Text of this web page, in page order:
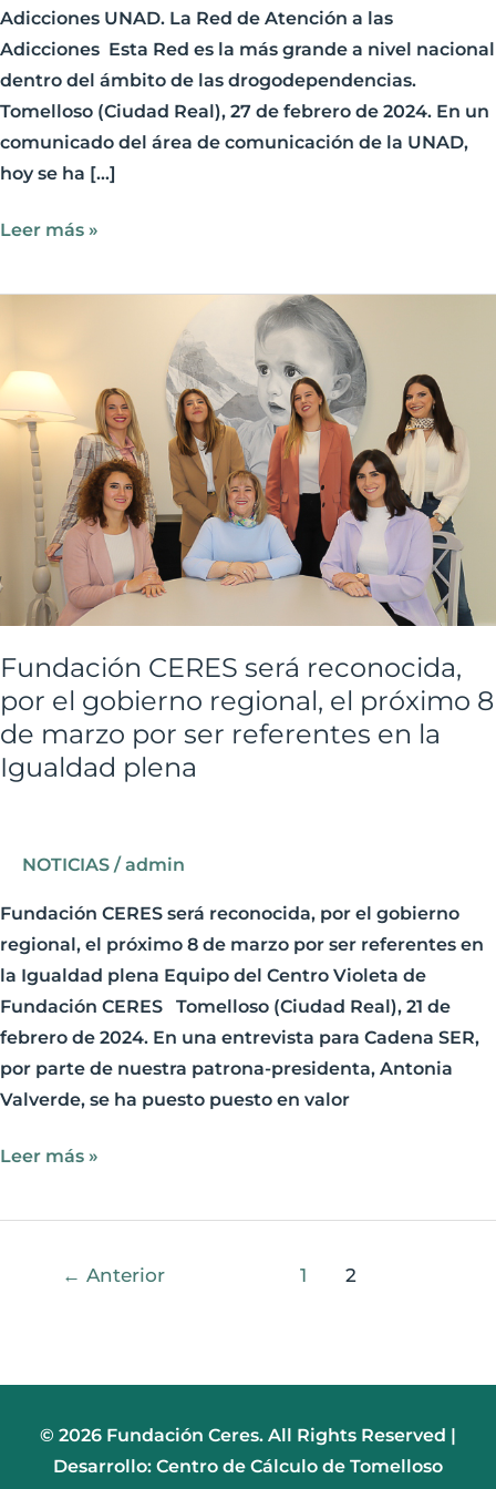
Adicciones UNAD. La Red de Atención a las
Adicciones Esta Red es la más grande a nivel nacional
dentro del ámbito de las drogodependencias.
Tomelloso (Ciudad Real), 27 de febrero de 2024. En un
comunicado del área de comunicación de la UNAD,
hoy se ha […]
Leer más »
Fundación CERES será reconocida,
por el gobierno regional, el próximo 8
de marzo por ser referentes en la
Igualdad plena
NOTICIAS / admin
Fundación CERES será reconocida, por el gobierno
regional, el próximo 8 de marzo por ser referentes en
la Igualdad plena Equipo del Centro Violeta de
Fundación CERES Tomelloso (Ciudad Real), 21 de
febrero de 2024. En una entrevista para Cadena SER,
por parte de nuestra patrona-presidenta, Antonia
Valverde, se ha puesto puesto en valor
será
reconocida,
por
gobierno
regional,
próximo
marzo
por
ser
referentes
Igualdad
Leer más »
← Anterior 1 2
© 2026 Fundación Ceres. All Rights Reserved |
Desarrollo: Centro de Cálculo de Tomelloso